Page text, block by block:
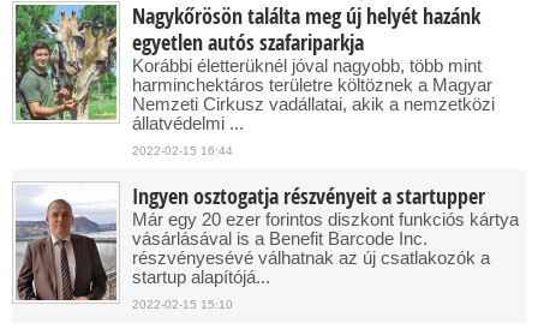
Nagykőrösön találta meg új helyét hazánk
egyetlen autós szafariparkja
Korábbi életterüknél jóval nagyobb, több mint
harminchektáros területre költöznek a Magyar
Nemzeti Cirkusz vadállatai, akik a nemzetközi
állatvédelmi ...
2022-02-15 16:44
Ingyen osztogatja részvényeit a startupper
Már egy 20 ezer forintos diszkont funkciós kártya
vásárlásával is a Benefit Barcode Inc.
részvényesévé válhatnak az új csatlakozók a
startup alapítójá...
2022-02-15 15:10